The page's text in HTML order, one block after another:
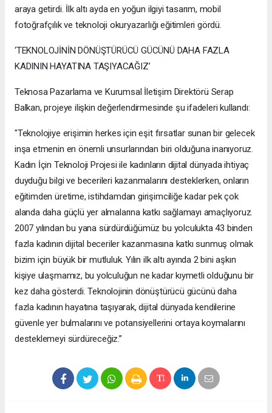
araya getirdi. İlk altı ayda en yoğun ilgiyi tasarım, mobil
fotoğrafçılık ve teknoloji okuryazarlığı eğitimleri gördü.
‘TEKNOLOJİNİN DÖNÜŞTÜRÜCÜ GÜCÜNÜ DAHA FAZLA
KADININ HAYATINA TAŞIYACAĞIZ’
Teknosa Pazarlama ve Kurumsal İletişim Direktörü Serap
Balkan, projeye ilişkin değerlendirmesinde şu ifadeleri kullandı:
"Teknolojiye erişimin herkes için eşit fırsatlar sunan bir gelecek
inşa etmenin en önemli unsurlarından biri olduğuna inanıyoruz.
Kadın İçin Teknoloji Projesi ile kadınların dijital dünyada ihtiyaç
duyduğu bilgi ve becerileri kazanmalarını desteklerken, onların
eğitimden üretime, istihdamdan girişimciliğe kadar pek çok
alanda daha güçlü yer almalarına katkı sağlamayı amaçlıyoruz.
2007 yılından bu yana sürdürdüğümüz bu yolculukta 43 binden
fazla kadının dijital beceriler kazanmasına katkı sunmuş olmak
bizim için büyük bir mutluluk. Yılın ilk altı ayında 2 bini aşkın
kişiye ulaşmamız, bu yolculuğun ne kadar kıymetli olduğunu bir
kez daha gösterdi. Teknolojinin dönüştürücü gücünü daha
fazla kadının hayatına taşıyarak, dijital dünyada kendilerine
güvenle yer bulmalarını ve potansiyellerini ortaya koymalarını
desteklemeyi sürdüreceğiz.”